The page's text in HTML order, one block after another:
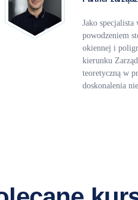
Jako
powodzeniem
okiennej i
kierunku
teoretyczną w
doskonalenia